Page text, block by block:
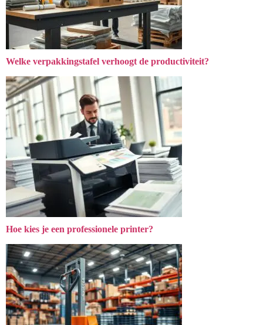
Welke verpakkingstafel verhoogt de productiviteit?
Hoe kies je een professionele printer?